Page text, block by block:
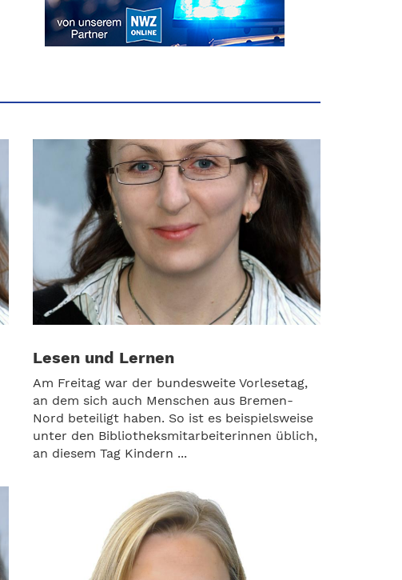
Lesen und Lernen
Am Freitag war der bundesweite Vorlesetag,
an dem sich auch Menschen aus Bremen-
Nord beteiligt haben. So ist es beispielsweise
unter den Bibliotheksmitarbeiterinnen üblich,
an diesem Tag Kindern ...